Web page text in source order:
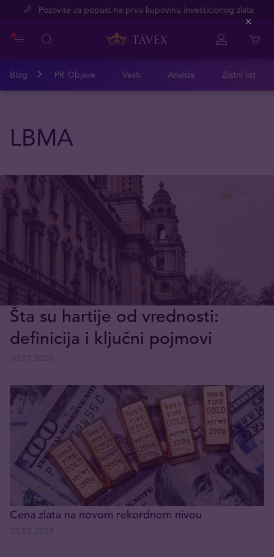
Pozovite za popust na prvu kupovinu investicionog zlata
Blog PR Objave Vesti Analize Zlatni list
LBMA
Šta su hartije od vrednosti:
definicija i ključni pojmovi
Cena zlata na novom rekordnom nivou
Close